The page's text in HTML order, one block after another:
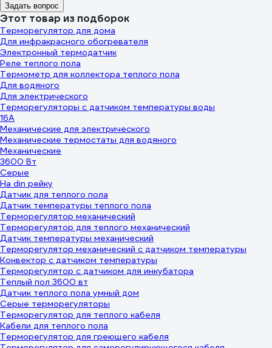
Задать вопрос
Этот товар из подборок
Терморегулятор для дома
Для инфракрасного обогревателя
Электронный термодатчик
Реле теплого пола
Термометр для коллектора теплого пола
Для водяного
Для электрического
Терморегуляторы с датчиком температуры воды
16А
Механические для электрического
Механические термостаты для водяного
Механические
3600 Вт
Серые
На din рейку
Датчик для теплого пола
Датчик температуры теплого пола
Терморегулятор механический
Терморегулятор для теплого механический
Датчик температуры механический
Терморегулятор механический с датчиком температуры
Конвектор с датчиком температуры
Терморегулятор с датчиком для инкубатора
Теплый пол 3600 вт
Датчик теплого пола умный дом
Серые терморегуляторы
Терморегулятор для теплого кабеля
Кабели для теплого пола
Терморегулятор для греющего кабеля